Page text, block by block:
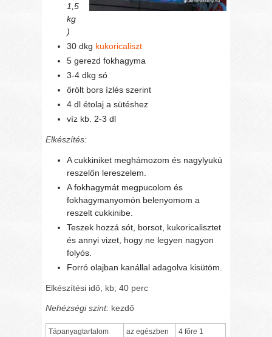
1,5
kg
)
30 dkg kukoricaliszt
5 gerezd fokhagyma
3-4 dkg só
őrölt bors ízlés szerint
4 dl étolaj a sütéshez
víz kb. 2-3 dl
Elkészítés:
A cukkiniket meghámozom és nagylyukú
reszelőn lereszelem.
A fokhagymát megpucolom és
fokhagymanyomón belenyomom a
reszelt cukkinibe.
Teszek hozzá sót, borsot, kukoricalisztet
és annyi vizet, hogy ne legyen nagyon
folyós.
Forró olajban kanállal adagolva kisütöm.
Elkészítési idő, kb; 40 perc
Nehézségi szint: kezdő
Tápanyagtartalom
az egészben
4 főre 1